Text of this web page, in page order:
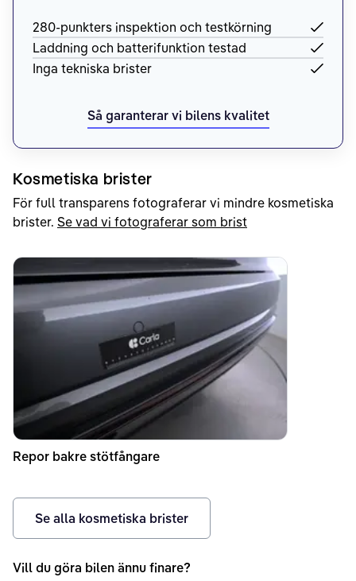
280-punkters inspektion och testkörning
Laddning och batterifunktion testad
Inga tekniska brister
Så garanterar vi bilens kvalitet
Kosmetiska brister
För full transparens fotograferar vi mindre kosmetiska
brister. Se vad vi fotograferar som brist
Repor bakre stötfångare
Se alla kosmetiska brister
Vill du göra bilen ännu finare?